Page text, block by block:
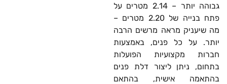
גבוהה יותר – 2.14 מטרים על
פתח בנייה של 2.20 מטרים –
מה שיעניק מראה מרשים הרבה
יותר. על כל פנים, באמצעות
חברות מקצועיות הפועלות
בתחום, ניתן ליצור דלת פנים
בהתאמה אישית, בהתאם